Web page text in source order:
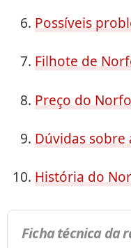
Possíveis
Filhote de
Preço do
Dúvidas sobre
História do
Ficha técnica da